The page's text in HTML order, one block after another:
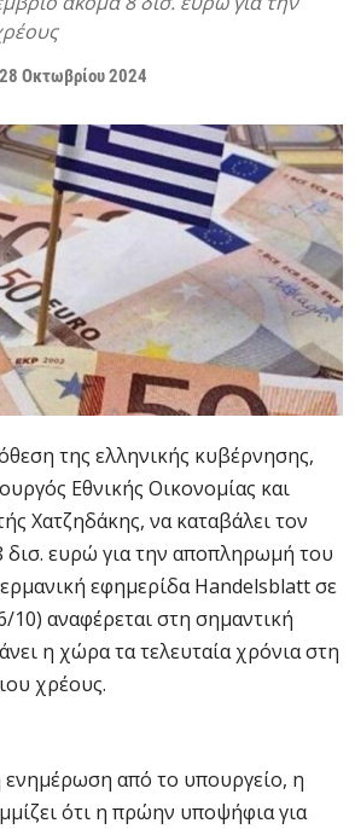
28 Οκτωβρίου 2024
της ελληνικής κυβέρνησης,
Εθνικής Οικονομίας και
Χατζηδάκης, να καταβάλει τον
δισ. ευρώ για την αποπληρωμή του
εφημερίδα Handelsblatt σε
10) αναφέρεται στη σημαντική
η χώρα τα τελευταία χρόνια στη
χρέους.
από το υπουργείο, η
ότι η πρώην υποψήφια για